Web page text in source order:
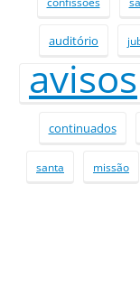
auditório
avisos
continuados
santa missão